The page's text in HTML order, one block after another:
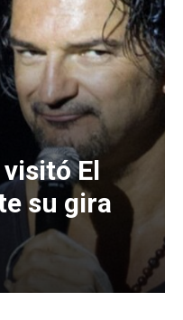
El
su gira